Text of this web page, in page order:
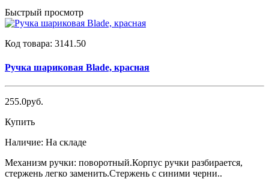
Быстрый просмотр
Код товара: 3141.50
Ручка шариковая Blade, красная
255.0руб.
Купить
Наличие: На складе
Механизм ручки: поворотный.Корпус ручки разбирается,
стержень легко заменить.Стержень с синими черни..